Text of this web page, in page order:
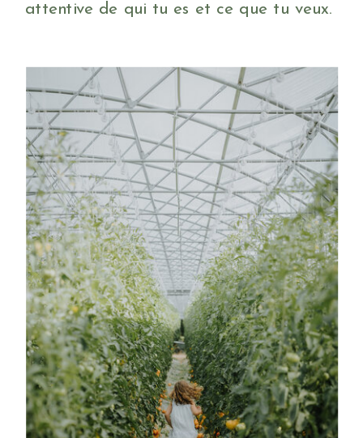
attentive de qui tu es et ce que tu veux.